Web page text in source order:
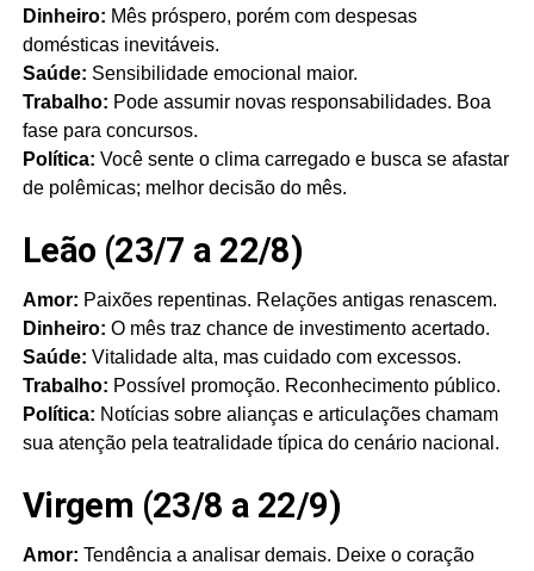
Dinheiro: Mês próspero, porém com despesas
domésticas inevitáveis.
Saúde: Sensibilidade emocional maior.
Trabalho: Pode assumir novas responsabilidades. Boa
fase para concursos.
Política: Você sente o clima carregado e busca se afastar
de polêmicas; melhor decisão do mês.
Leão (23/7 a 22/8)
Amor: Paixões repentinas. Relações antigas renascem.
Dinheiro: O mês traz chance de investimento acertado.
Saúde: Vitalidade alta, mas cuidado com excessos.
Trabalho: Possível promoção. Reconhecimento público.
Política: Notícias sobre alianças e articulações chamam
sua atenção pela teatralidade típica do cenário nacional.
Virgem (23/8 a 22/9)
Amor: Tendência a analisar demais. Deixe o coração